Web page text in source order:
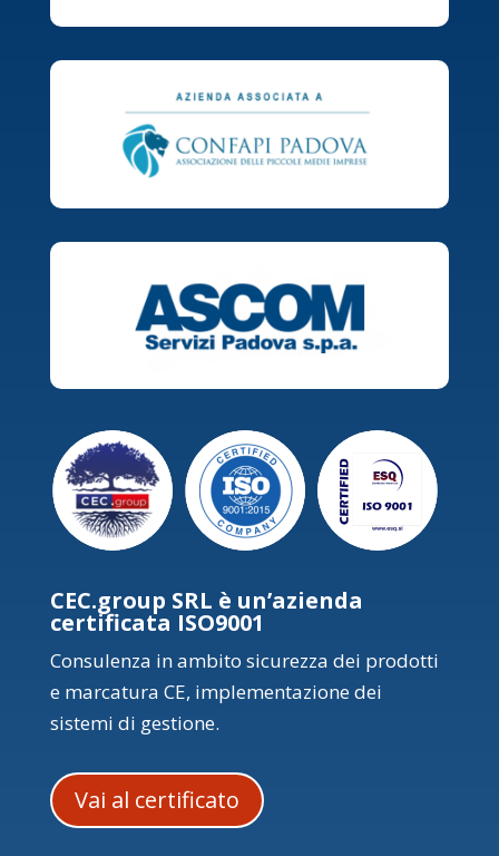
CEC.group SRL è un’azienda
certificata ISO9001
Consulenza in ambito sicurezza dei prodotti
e marcatura CE, implementazione dei
sistemi di gestione.
Vai al certificato